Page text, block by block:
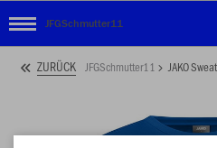
JFGSchmutter11
ZURÜCK JFGSchmutter11 JAKO